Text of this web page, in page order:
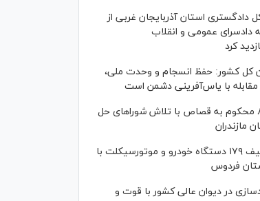
دادگستری استان آذربایجان غربی از
دادسرای عمومی و انقلاب
کرد
کل کشور: حفظ انسجام و وحدت ملی،
مقابله با یاس‌آفرینی دشمن است
رهایی ۸ محکوم به قصاص با تلاش شورا‌های حل
مازندران
رفع توقیف ۱۷۹ دستگاه خودرو و موتورسیکلت با
فردوس
در دیوان عالی کشور با قوت و